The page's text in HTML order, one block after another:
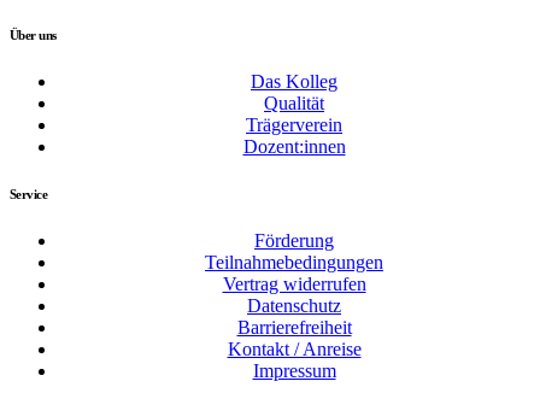
Über uns
Das Kolleg
Qualität
Trägerverein
Dozent:innen
Service
Förderung
Teilnahmebedingungen
Vertrag widerrufen
Datenschutz
Barrierefreiheit
Kontakt / Anreise
Impressum